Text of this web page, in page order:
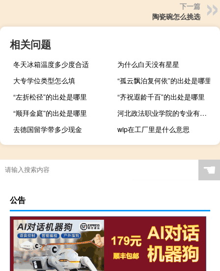
下一篇
陶瓷碗怎么挑选
相关问题
冬天冰箱温度多少度合适
为什么白天没有星星
大专学位类型怎么填
“孤云飘泊复何依”的出处是哪里
“左折松径”的出处是哪里
“齐祝遐龄千百”的出处是哪里
“顺拜金庭”的出处是哪里
河北政法职业学院的专业有哪些
去德国留学带多少现金
wip在工厂里是什么意思
☚
公告